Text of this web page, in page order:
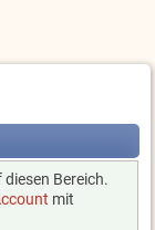
Bereich.
mit